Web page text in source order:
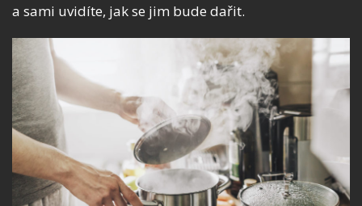
a sami uvidíte, jak se jim bude dařit.